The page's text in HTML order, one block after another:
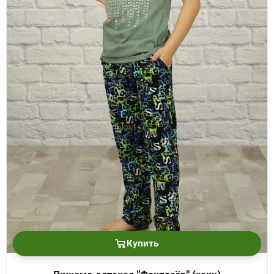
Купить